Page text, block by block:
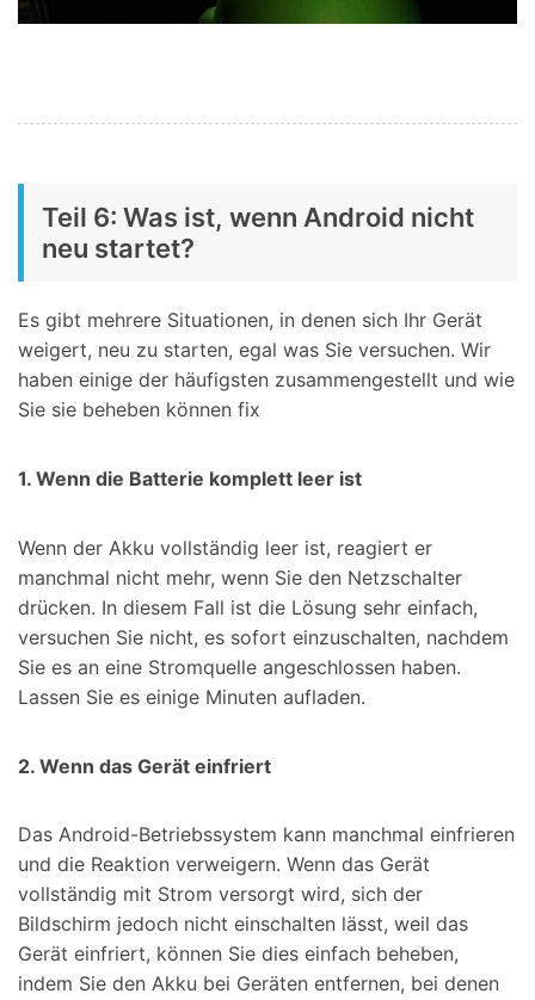
Teil 6: Was ist, wenn Android nicht
neu startet?
Es gibt mehrere Situationen, in denen sich Ihr Gerät
weigert, neu zu starten, egal was Sie versuchen. Wir
haben einige der häufigsten zusammengestellt und wie
Sie sie beheben können fix
1. Wenn die Batterie komplett leer ist
Wenn der Akku vollständig leer ist, reagiert er
manchmal nicht mehr, wenn Sie den Netzschalter
drücken. In diesem Fall ist die Lösung sehr einfach,
versuchen Sie nicht, es sofort einzuschalten, nachdem
Sie es an eine Stromquelle angeschlossen haben.
Lassen Sie es einige Minuten aufladen.
2. Wenn das Gerät einfriert
Das Android-Betriebssystem kann manchmal einfrieren
und die Reaktion verweigern. Wenn das Gerät
vollständig mit Strom versorgt wird, sich der
Bildschirm jedoch nicht einschalten lässt, weil das
Gerät einfriert, können Sie dies einfach beheben,
indem Sie den Akku bei Geräten entfernen, bei denen